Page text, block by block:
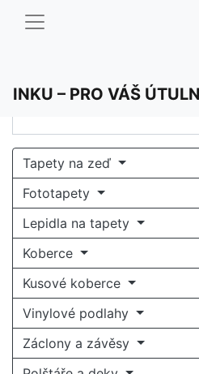
INKU – PRO VÁŠ
Tapety na zeď
Fototapety
Lepidla na tapety
Koberce
Kusové koberce
Vinylové podlahy
Záclony a závěsy